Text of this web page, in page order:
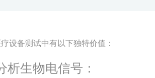
设备测试中有以下独特价值：
析生物电信号：